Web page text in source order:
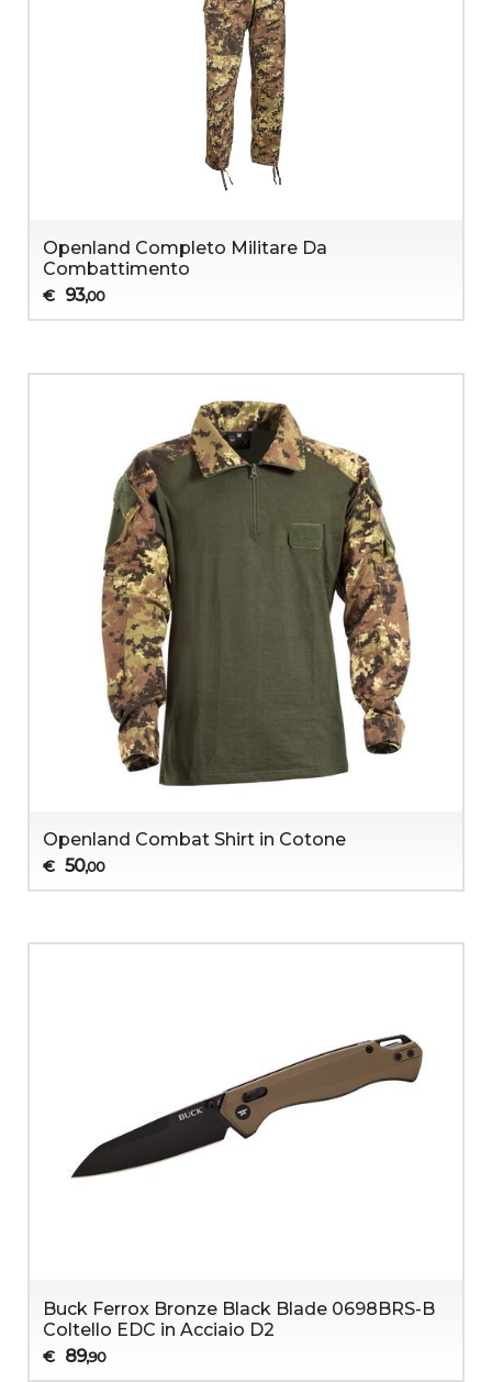
Openland Completo Militare Da
Combattimento
€ 93,00
Openland Combat Shirt in Cotone
€ 50,00
Buck Ferrox Bronze Black Blade 0698BRS-B
Coltello EDC in Acciaio D2
€ 89,90